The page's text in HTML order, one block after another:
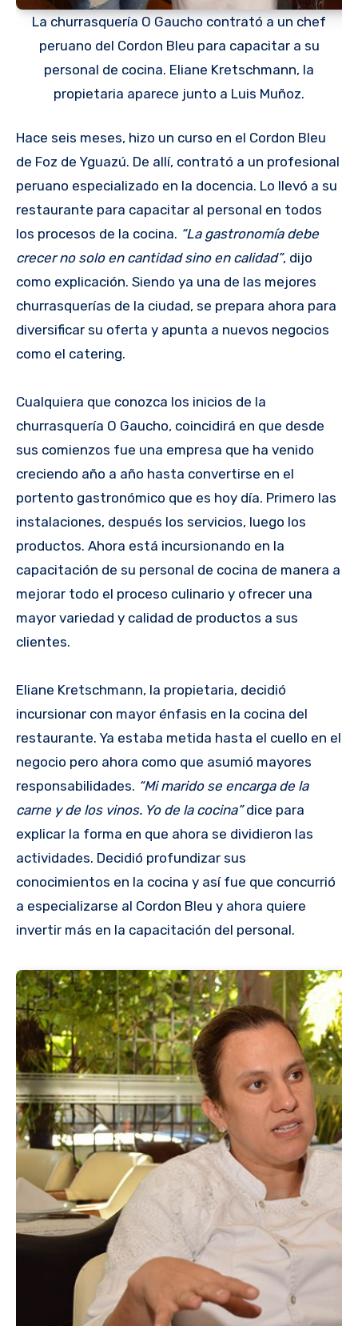
La churrasquería O Gaucho contrató a un chef
peruano del Cordon Bleu para capacitar a su
personal de cocina. Eliane Kretschmann, la
propietaria aparece junto a Luis Muñoz.
Hace seis meses, hizo un curso en el Cordon Bleu
de Foz de Yguazú. De allí, contrató a un profesional
peruano especializado en la docencia. Lo llevó a su
restaurante para capacitar al personal en todos
los procesos de la cocina. “La gastronomía debe
crecer no solo en cantidad sino en calidad”, dijo
como explicación. Siendo ya una de las mejores
churrasquerías de la ciudad, se prepara ahora para
diversificar su oferta y apunta a nuevos negocios
como el catering.
Cualquiera que conozca los inicios de la
churrasquería O Gaucho, coincidirá en que desde
sus comienzos fue una empresa que ha venido
creciendo año a año hasta convertirse en el
portento gastronómico que es hoy día. Primero las
instalaciones, después los servicios, luego los
productos. Ahora está incursionando en la
capacitación de su personal de cocina de manera a
mejorar todo el proceso culinario y ofrecer una
mayor variedad y calidad de productos a sus
clientes.
Eliane Kretschmann, la propietaria, decidió
incursionar con mayor énfasis en la cocina del
restaurante. Ya estaba metida hasta el cuello en el
negocio pero ahora como que asumió mayores
responsabilidades. “Mi marido se encarga de la
carne y de los vinos. Yo de la cocina”dice para
explicar la forma en que ahora se dividieron las
actividades. Decidió profundizar sus
conocimientos en la cocina y así fue que concurrió
a especializarse al Cordon Bleu y ahora quiere
invertir más en la capacitación del personal.